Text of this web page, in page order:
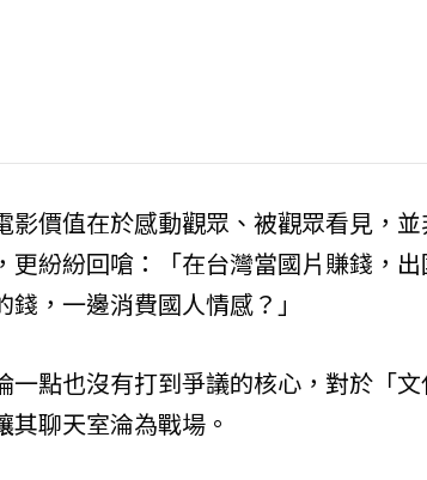
價值在於感動觀眾、被觀眾看見，
更紛紛回嗆：「在台灣當國片賺錢，
，一邊消費國人情感？」
點也沒有打到爭議的核心，對於「
聊天室淪為戰場。